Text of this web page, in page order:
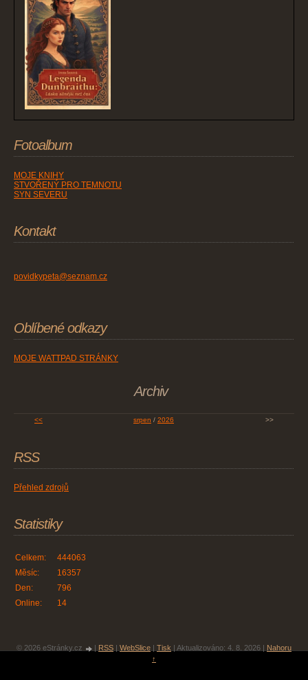
Fotoalbum
MOJE KNIHY
STVOŘENÝ PRO TEMNOTU
SYN SEVERU
Kontakt
povidkypeta@seznam.cz
Oblíbené odkazy
MOJE WATTPAD STRÁNKY
Archiv
<< srpen / 2026 >>
RSS
Přehled zdrojů
Statistiky
Online: 14
Celkem:
444063
Měsíc:
16357
Den:
796
© 2026 eStránky.cz RSS WebSlice Tisk Aktualizováno: 4. 8. 2026
Nahoru
↑